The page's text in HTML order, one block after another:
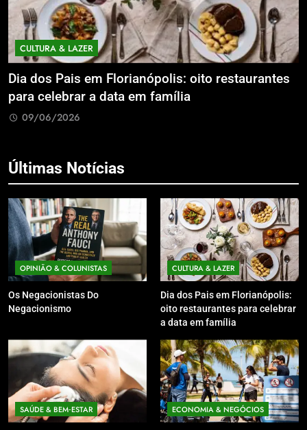
CULTURA & LAZER
Dia dos Pais em Florianópolis: oito restaurantes
para celebrar a data em família
09/06/2026
Últimas Notícias
OPINIÃO & COLUNISTAS
Os Negacionistas Do
Negacionismo
CULTURA & LAZER
Dia dos Pais em Florianópolis:
oito restaurantes para celebrar
a data em família
SAÚDE & BEM‑ESTAR ECONOMIA & NEGÓCIOS